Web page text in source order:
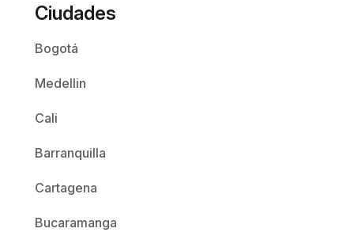
Ciudades
Bogotá
Medellin
Cali
Barranquilla
Cartagena
Bucaramanga